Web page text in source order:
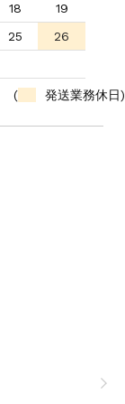
18
19
25
26
( 発送業務休日)